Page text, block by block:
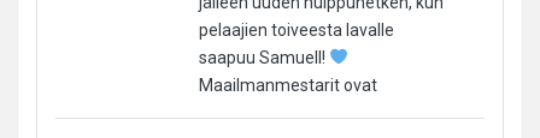
pelaajien toiveesta lavalle
saapuu Samuell!
Maailmanmestarit ovat